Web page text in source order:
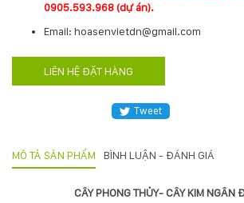
Nguyễn
-
Đà
0905.593.968 (dự án).
Email: hoasenvietdn@gmail.com
LIÊN HỆ ĐẶT HÀNG
Tweet
MÔ TẢ SẢN PHẨM BÌNH LUẬN - ĐÁNH GIÁ
CÂY PHONG THỦY- CÂY KIM NGÂN